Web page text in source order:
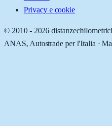
Privacy e cookie
© 2010 - 2026
ANAS, Autostrade per l'Italia ·